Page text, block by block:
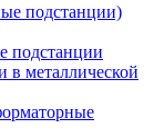
подстанции)
подстанции
в металлической